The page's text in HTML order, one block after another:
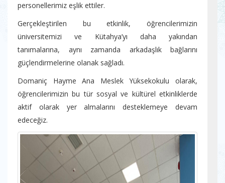
personellerimiz eşlik ettiler.
Gerçekleştirilen bu etkinlik, öğrencilerimizin
üniversitemizi ve Kütahya’yı daha yakından
tanımalarına, aynı zamanda arkadaşlık bağlarını
güçlendirmelerine olanak sağladı.
Domaniç Hayme Ana Meslek Yüksekokulu olarak,
öğrencilerimizin bu tür sosyal ve kültürel etkinliklerde
aktif olarak yer almalarını desteklemeye devam
edeceğiz.